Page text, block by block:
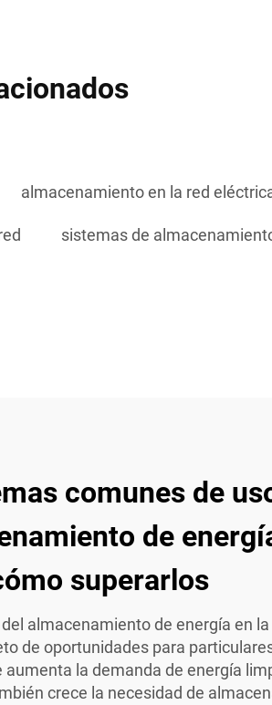
almacenamiento en la red
sistemas de
comunes de
de
superarlos
almacenamiento de energía en
de oportunidades para
aumenta la demanda de energía
crece la necesidad de